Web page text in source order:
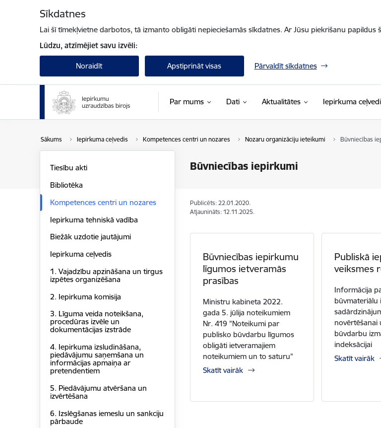
Sīkdatnes
Lai šī tīmekļvietne darbotos, tā izmanto obligāti nepieciešamās sīkdatnes. Ar Jūsu piekrišanu
Lūdzu, atzīmējiet savu izvēli:
Noraidīt Apstiprināt visas Pārvaldīt sīkdatnes
Par mums Dati Aktualitātes Iepirkuma
Sākums Iepirkuma ceļvedis Kompetences centri un nozares Nozaru organizāciju ieteikumi Būvniecības
Būvniecības iepirkumi
Tiesību akti
Bibliotēka
Kompetences centri un nozares
Iepirkuma tehniskā vadība
Biežāk uzdotie jautājumi
Iepirkuma ceļvedis
1. Vajadzību apzināšana un tirgus
izpētes organizēšana
2. Iepirkuma komisija
3. Līguma veida noteikšana,
procedūras izvēle un
dokumentācijas izstrāde
4. Iepirkuma izsludināšana,
piedāvājumu saņemšana un
informācijas apmaiņa ar
pretendentiem
5. Piedāvājumu atvēršana un
izvērtēšana
6. Izslēgšanas iemeslu un sankciju
pārbaude
Publicēts: 22.01.2020.
Atjaunināts: 12.11.2025.
Būvniecības iepirkumu
līgumos ietveramās
prasības
Ministru kabineta 2022.
gada 5. jūlija noteikumiem
Nr. 419 "Noteikumi par
publisko būvdarbu līgumos
obligāti ietveramajiem
noteikumiem un to saturu"
Skatīt vairāk
Publiskā
veiksmes
Informācija
būvmateriālu
novērtēšanai
būvdarbu
indeksācijai
Skatīt vairāk